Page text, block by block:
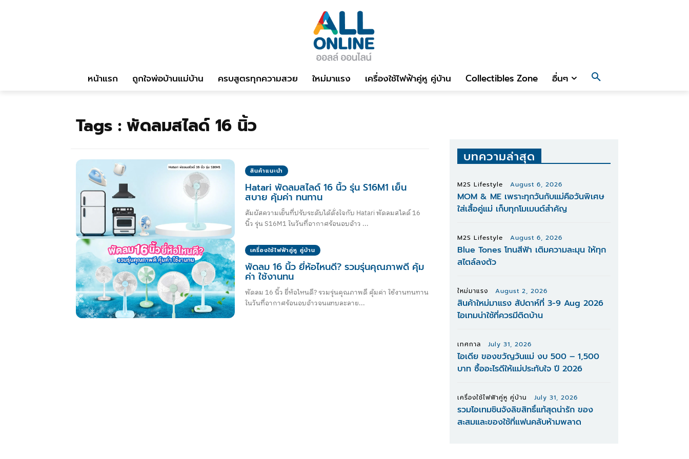
หน้าแรก ถูกใจพ่อบ้านแม่บ้าน ครบสูตรทุกความสวย ใหม่มาแรง เครื่องใช้ไฟฟ้าคู่หู คู่บ้าน Collectibles Zone อื่นๆ
Tags : พัดลมสไลด์ 16 นิ้ว
สินค้าแนะนำ
Hatari พัดลมสไลด์ 16 นิ้ว รุ่น S16M1 เย็น
สบาย คุ้มค่า ทนทาน
สัมผัสความเย็นที่ปรับระดับได้ดั่งใจกับ Hatari พัดลมสไลด์ 16
นิ้ว รุ่น S16M1 ในวันที่อากาศร้อนอบอ้าว ...
เครื่องใช้ไฟฟ้าคู่หู คู่บ้าน
พัดลม 16 นิ้ว ยี่ห้อไหนดี? รวมรุ่นคุณภาพดี คุ้ม
ค่า ใช้งานทน
พัดลม 16 นิ้ว ยี่ห้อไหนดี? รวมรุ่นคุณภาพดี คุ้มค่า ใช้งานทนทาน
ในวันที่อากาศร้อนอบอ้าวจนแทบละลาย...
บทความล่าสุด
M2S Lifestyle August 6, 2026
MOM & ME เพราะทุกวันกับแม่คือวันพิเศษ
ใส่เสื้อคู่แม่ เก็บทุกโมเมนต์สำคัญ
M2S Lifestyle August 6, 2026
Blue Tones โทนสีฟ้า เติมความละมุน ให้ทุก
สไตล์ลงตัว
ใหม่มาแรง August 2, 2026
สินค้าใหม่มาแรง สัปดาห์ที่ 3-9 Aug 2026
ไอเทมน่าใช้ที่ควรมีติดบ้าน
เทศกาล July 31, 2026
ไอเดีย ของขวัญวันแม่ งบ 500 – 1,500
บาท ซื้ออะไรดีให้แม่ประทับใจ ปี 2026
เครื่องใช้ไฟฟ้าคู่หู คู่บ้าน July 31, 2026
รวมไอเทมชินจังลิขสิทธิ์แท้สุดน่ารัก ของ
สะสมและของใช้ที่แฟนคลับห้ามพลาด